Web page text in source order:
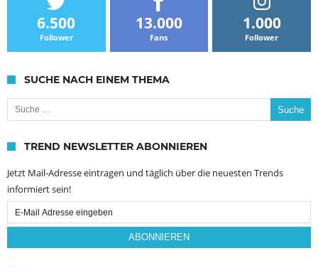
6.500
Follower
13.000
Fans
1.000
Follower
SUCHE NACH EINEM THEMA
Suche nach:
TREND NEWSLETTER ABONNIEREN
Jetzt Mail-Adresse eintragen und täglich über die neuesten Trends
informiert sein!
Email
Subscription
ABONNIEREN